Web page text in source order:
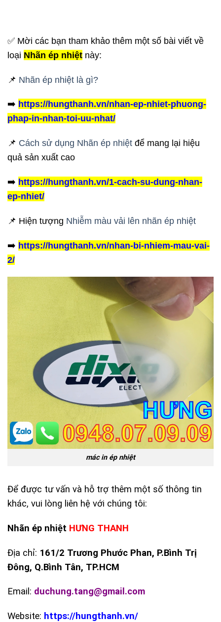
✅ Mời các bạn tham khảo thêm một số bài viết về
loại Nhãn ép nhiệt này:
📌 Nhãn ép nhiệt là gì?
➡️ https://hungthanh.vn/nhan-ep-nhiet-phuong-
phap-in-nhan-toi-uu-nhat/
📌 Cách sử dụng Nhãn ép nhiệt để mang lại hiệu
quả sản xuất cao
➡️ https://hungthanh.vn/1-cach-su-dung-nhan-
ep-nhiet/
📌 Hiện tượng Nhiễm màu vải lên nhãn ép nhiệt
➡️ https://hungthanh.vn/nhan-bi-nhiem-mau-vai-
2/
mác in ép nhiệt
Để được tư vấn và hỗ trợ thêm một số thông tin
khác, vui lòng liên hệ với chúng tôi:
Nhãn ép nhiệt HƯNG THANH
Địa chỉ: 161/2 Trương Phước Phan, P.Bình Trị
Đông, Q.Bình Tân, TP.HCM
Email: duchung.tang@gmail.com
Website: https://hungthanh.vn/